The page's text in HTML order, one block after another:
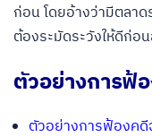
ก่อน โดยอ้างว่ามีตลา
ต้องระมัดระวังให้ดีก่อ
ตัวอย่างการฟ้
ตัวอย่างการฟ้องคดี